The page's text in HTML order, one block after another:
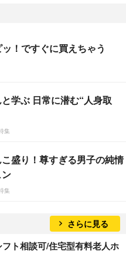
！ですぐに買えちゃう
学ぶ 日常に潜む“人身取
集
盛り！尊すぎる男子の純情
集
さらに見る
ト相談可/住宅型有料老人ホ